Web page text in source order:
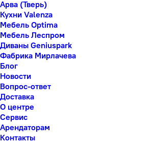
Арва (Тверь)
Кухни Valenza
Мебель Optima
Мебель Леспром
Диваны Geniuspark
Фабрика Мирлачева
Блог
Новости
Вопрос-ответ
Доставка
О центре
Сервис
Арендаторам
Контакты